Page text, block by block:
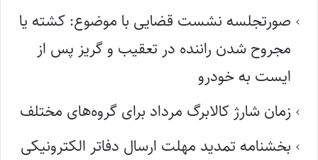
صورتجلسه نشست قضایی با موضوع: کشته یا
مجروح شدن راننده در تعقیب و گریز پس از
ایست به خودرو
زمان شارژ کالابرگ مرداد برای گروه‌های مختلف
بخشنامه تمدید مهلت ارسال دفاتر الکترونیکی